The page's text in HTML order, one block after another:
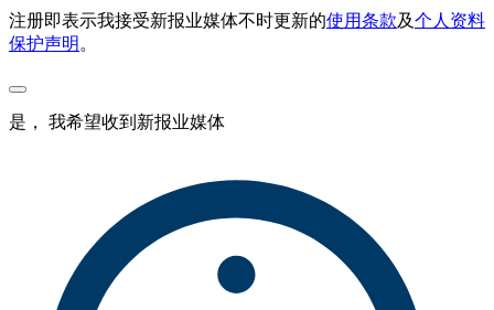
注册即表示我接受新报业媒体不时更新的使用条款及个人资料
保护声明 。
是， 我希望收到新报业媒体